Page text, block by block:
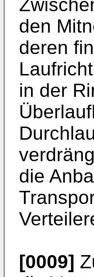
den
deren
in der
die
[0009]